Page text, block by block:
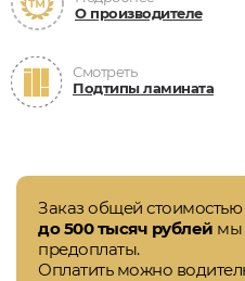
О производителе
Смотреть
Подтипы ламината
Заказ общей стоимостью
до 500 тысяч рублей мы
предоплаты.
Оплатить можно